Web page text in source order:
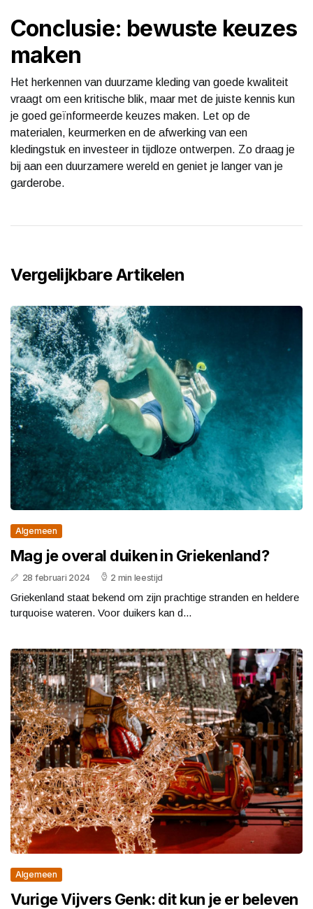
Conclusie: bewuste keuzes
maken
Het herkennen van duurzame kleding van goede kwaliteit
vraagt om een kritische blik, maar met de juiste kennis kun
je goed geïnformeerde keuzes maken. Let op de
materialen, keurmerken en de afwerking van een
kledingstuk en investeer in tijdloze ontwerpen. Zo draag je
bij aan een duurzamere wereld en geniet je langer van je
garderobe.
Vergelijkbare Artikelen
Algemeen
Mag je overal duiken in Griekenland?
28 februari 2024 2 min leestijd
Griekenland staat bekend om zijn prachtige stranden en heldere
turquoise wateren. Voor duikers kan d...
Algemeen
Vurige Vijvers Genk: dit kun je er beleven